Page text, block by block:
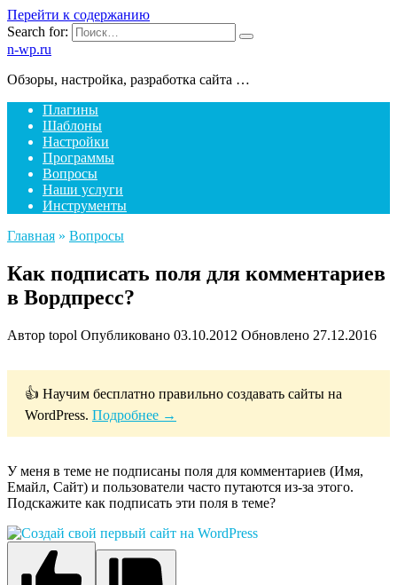
Перейти к содержанию
Search for:
n-wp.ru
Обзоры, настройка, разработка сайта …
Плагины
Шаблоны
Настройки
Программы
Вопросы
Наши услуги
Инструменты
Главная » Вопросы
Как подписать поля для комментариев
в Вордпресс?
Автор topol Опубликовано 03.10.2012 Обновлено 27.12.2016
👍 Научим бесплатно правильно создавать сайты на
WordPress. Подробнее →
У меня в теме не подписаны поля для комментариев (Имя,
Емайл, Сайт) и пользователи часто путаются из-за этого.
Подскажите как подписать эти поля в теме?